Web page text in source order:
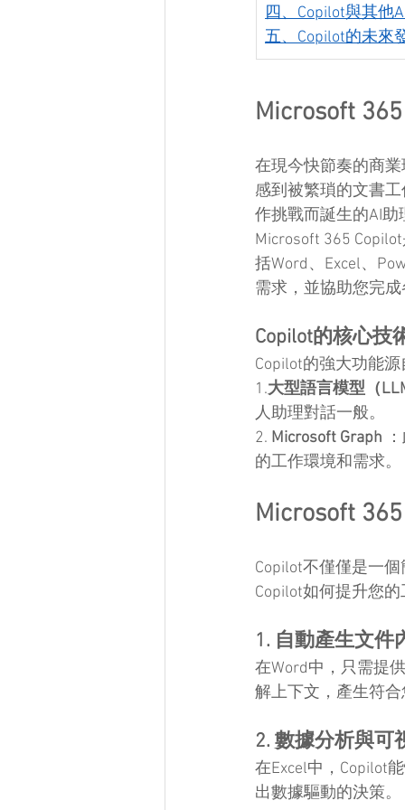
四、Copilot與其他
五、Copilot的未來
Microsoft
在現今快節奏的商
感到被繁瑣的文書
作挑戰而誕生的AI助
Microsoft 365
括Word、Excel、
需求，並協助您完
Copilot的核心技
Copilot的強大功能
1.大型語言模型（
人助理對話一般。
2. Microsoft Graph
的工作環境和需求。
Microsoft
Copilot不僅僅是一
Copilot如何提升您
1. 自動產生文件
在Word中，只需提
解上下文，產生符
2. 數據分析與可
在Excel中，Copilot
出數據驅動的決策。